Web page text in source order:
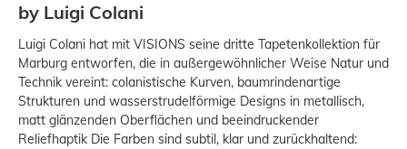
by Luigi Colani
Luigi Colani hat mit VISIONS seine dritte Tapetenkollektion für
Marburg entworfen, die in außergewöhnlicher Weise Natur und
Technik vereint: colanistische Kurven, baumrindenartige
Strukturen und wasserstrudelförmige Designs in metallisch,
matt glänzenden Oberflächen und beeindruckender
Reliefhaptik Die Farben sind subtil, klar und zurückhaltend: